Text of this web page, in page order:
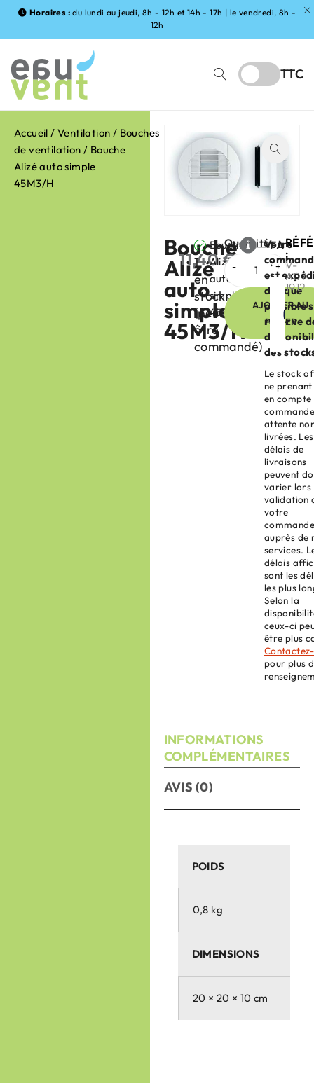
Horaires : du lundi au jeudi, 8h - 12h et 14h - 17h | le vendredi, 8h -
12h
TTC
Accueil /Ventilation / Bouches
de ventilation / Bouche
Alizé auto simple
45M3/H
Bouche
Alizé
auto
simple
45M3/H
11,40€
1
en
stock
(peut
être
commandé)
Bouche
Alizé
auto
simple
45M3/H
Quantité
AJOUTER AU
PANIER
Votre
est
dès que
possible
réserve
des
Le stock
ne
en compte
attente
livrées. Les
délais de
livraisons
peuvent
varier lors
validation
votre
auprès de
services.
délais
sont les
les plus
Selon la
ceux-ci
être plus
pour plus
:
:
V-
A07-
1912
INFORMATIONS
COMPLÉMENTAIRES
AVIS (0)
POIDS
0,8 kg
DIMENSIONS
20 × 20 × 10 cm